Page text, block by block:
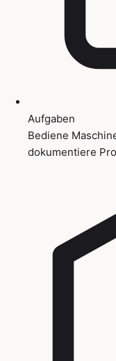
Aufgaben
Bediene
dokumentiere